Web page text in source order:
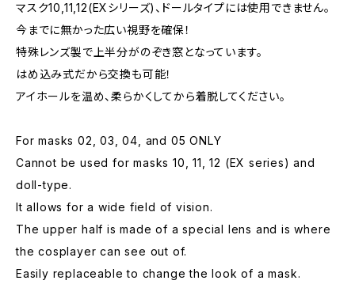
マスク10,11,12(EXシリーズ)、ドールタイプには使用できません。
今までに無かった広い視野を確保！
特殊レンズ製で上半分がのぞき窓となっています。
はめ込み式だから交換も可能！
アイホールを温め、柔らかくしてから着脱してください。
For masks 02, 03, 04, and 05 ONLY
Cannot be used for masks 10, 11, 12 (EX series) and
doll-type.
It allows for a wide field of vision.
The upper half is made of a special lens and is where
the cosplayer can see out of.
Easily replaceable to change the look of a mask.